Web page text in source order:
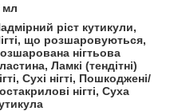
мл
ріст кутикули,
що розшаровуються,
нігтьова
Ламкі (тендітні)
Сухі нігті, Пошкоджені/
нігті, Суха